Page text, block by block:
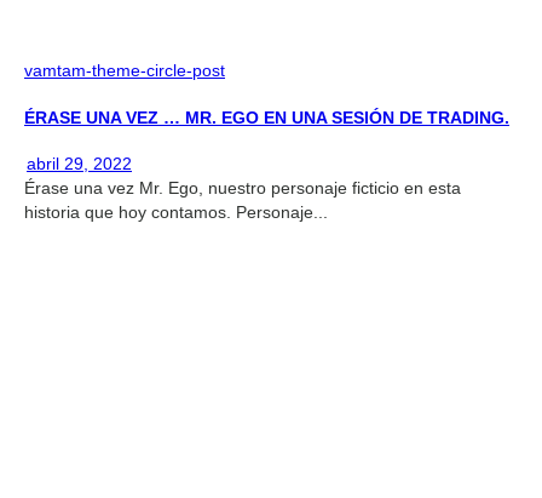
vamtam-theme-circle-post
ÉRASE UNA VEZ … MR. EGO EN UNA SESIÓN DE TRADING.
abril 29, 2022
Érase una vez Mr. Ego, nuestro personaje ficticio en esta
historia que hoy contamos. Personaje...